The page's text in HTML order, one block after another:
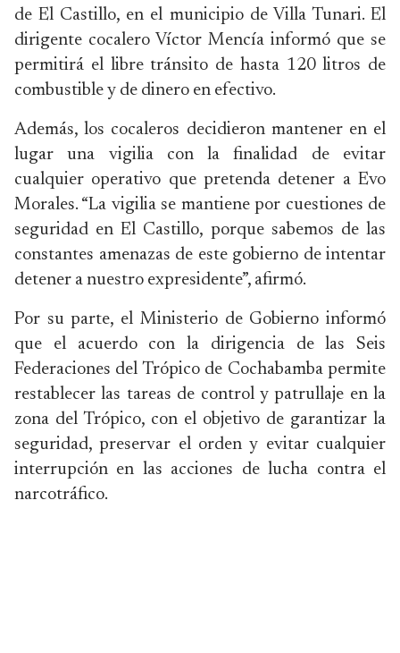
de El Castillo, en el municipio de Villa Tunari. El
dirigente cocalero Víctor Mencía informó que se
permitirá el libre tránsito de hasta 120 litros de
combustible y de dinero en efectivo.
Además, los cocaleros decidieron mantener en el
lugar una vigilia con la finalidad de evitar
cualquier operativo que pretenda detener a Evo
Morales. “La vigilia se mantiene por cuestiones de
seguridad en El Castillo, porque sabemos de las
constantes amenazas de este gobierno de intentar
detener a nuestro expresidente”, afirmó.
Por su parte, el Ministerio de Gobierno informó
que el acuerdo con la dirigencia de las Seis
Federaciones del Trópico de Cochabamba permite
restablecer las tareas de control y patrullaje en la
zona del Trópico, con el objetivo de garantizar la
seguridad, preservar el orden y evitar cualquier
interrupción en las acciones de lucha contra el
narcotráfico.